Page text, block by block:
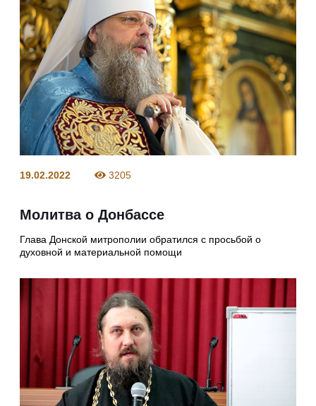
19.02.2022 3205
Молитва о Донбассе
Глава Донской митрополии обратился с просьбой о
духовной и материальной помощи